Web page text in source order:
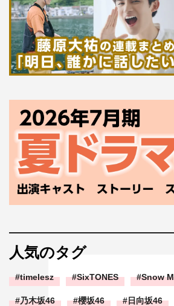
人気のタグ
timelesz SixTONES Snow
乃木坂46 櫻坂46 日向坂46